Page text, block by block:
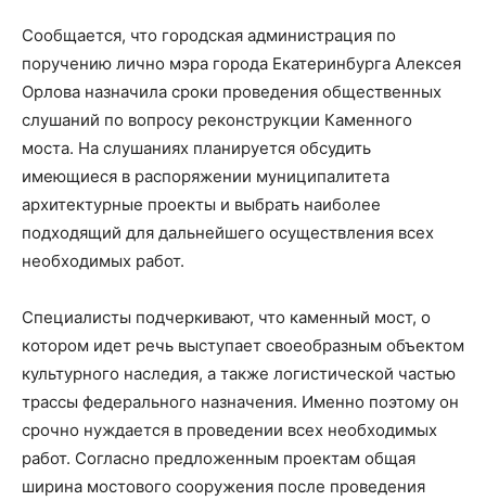
Сообщается, что городская администрация по
поручению лично мэра города Екатеринбурга Алексея
Орлова назначила сроки проведения общественных
слушаний по вопросу реконструкции Каменного
моста. На слушаниях планируется обсудить
имеющиеся в распоряжении муниципалитета
архитектурные проекты и выбрать наиболее
подходящий для дальнейшего осуществления всех
необходимых работ.
Специалисты подчеркивают, что каменный мост, о
котором идет речь выступает своеобразным объектом
культурного наследия, а также логистической частью
трассы федерального назначения. Именно поэтому он
срочно нуждается в проведении всех необходимых
работ. Согласно предложенным проектам общая
ширина мостового сооружения после проведения